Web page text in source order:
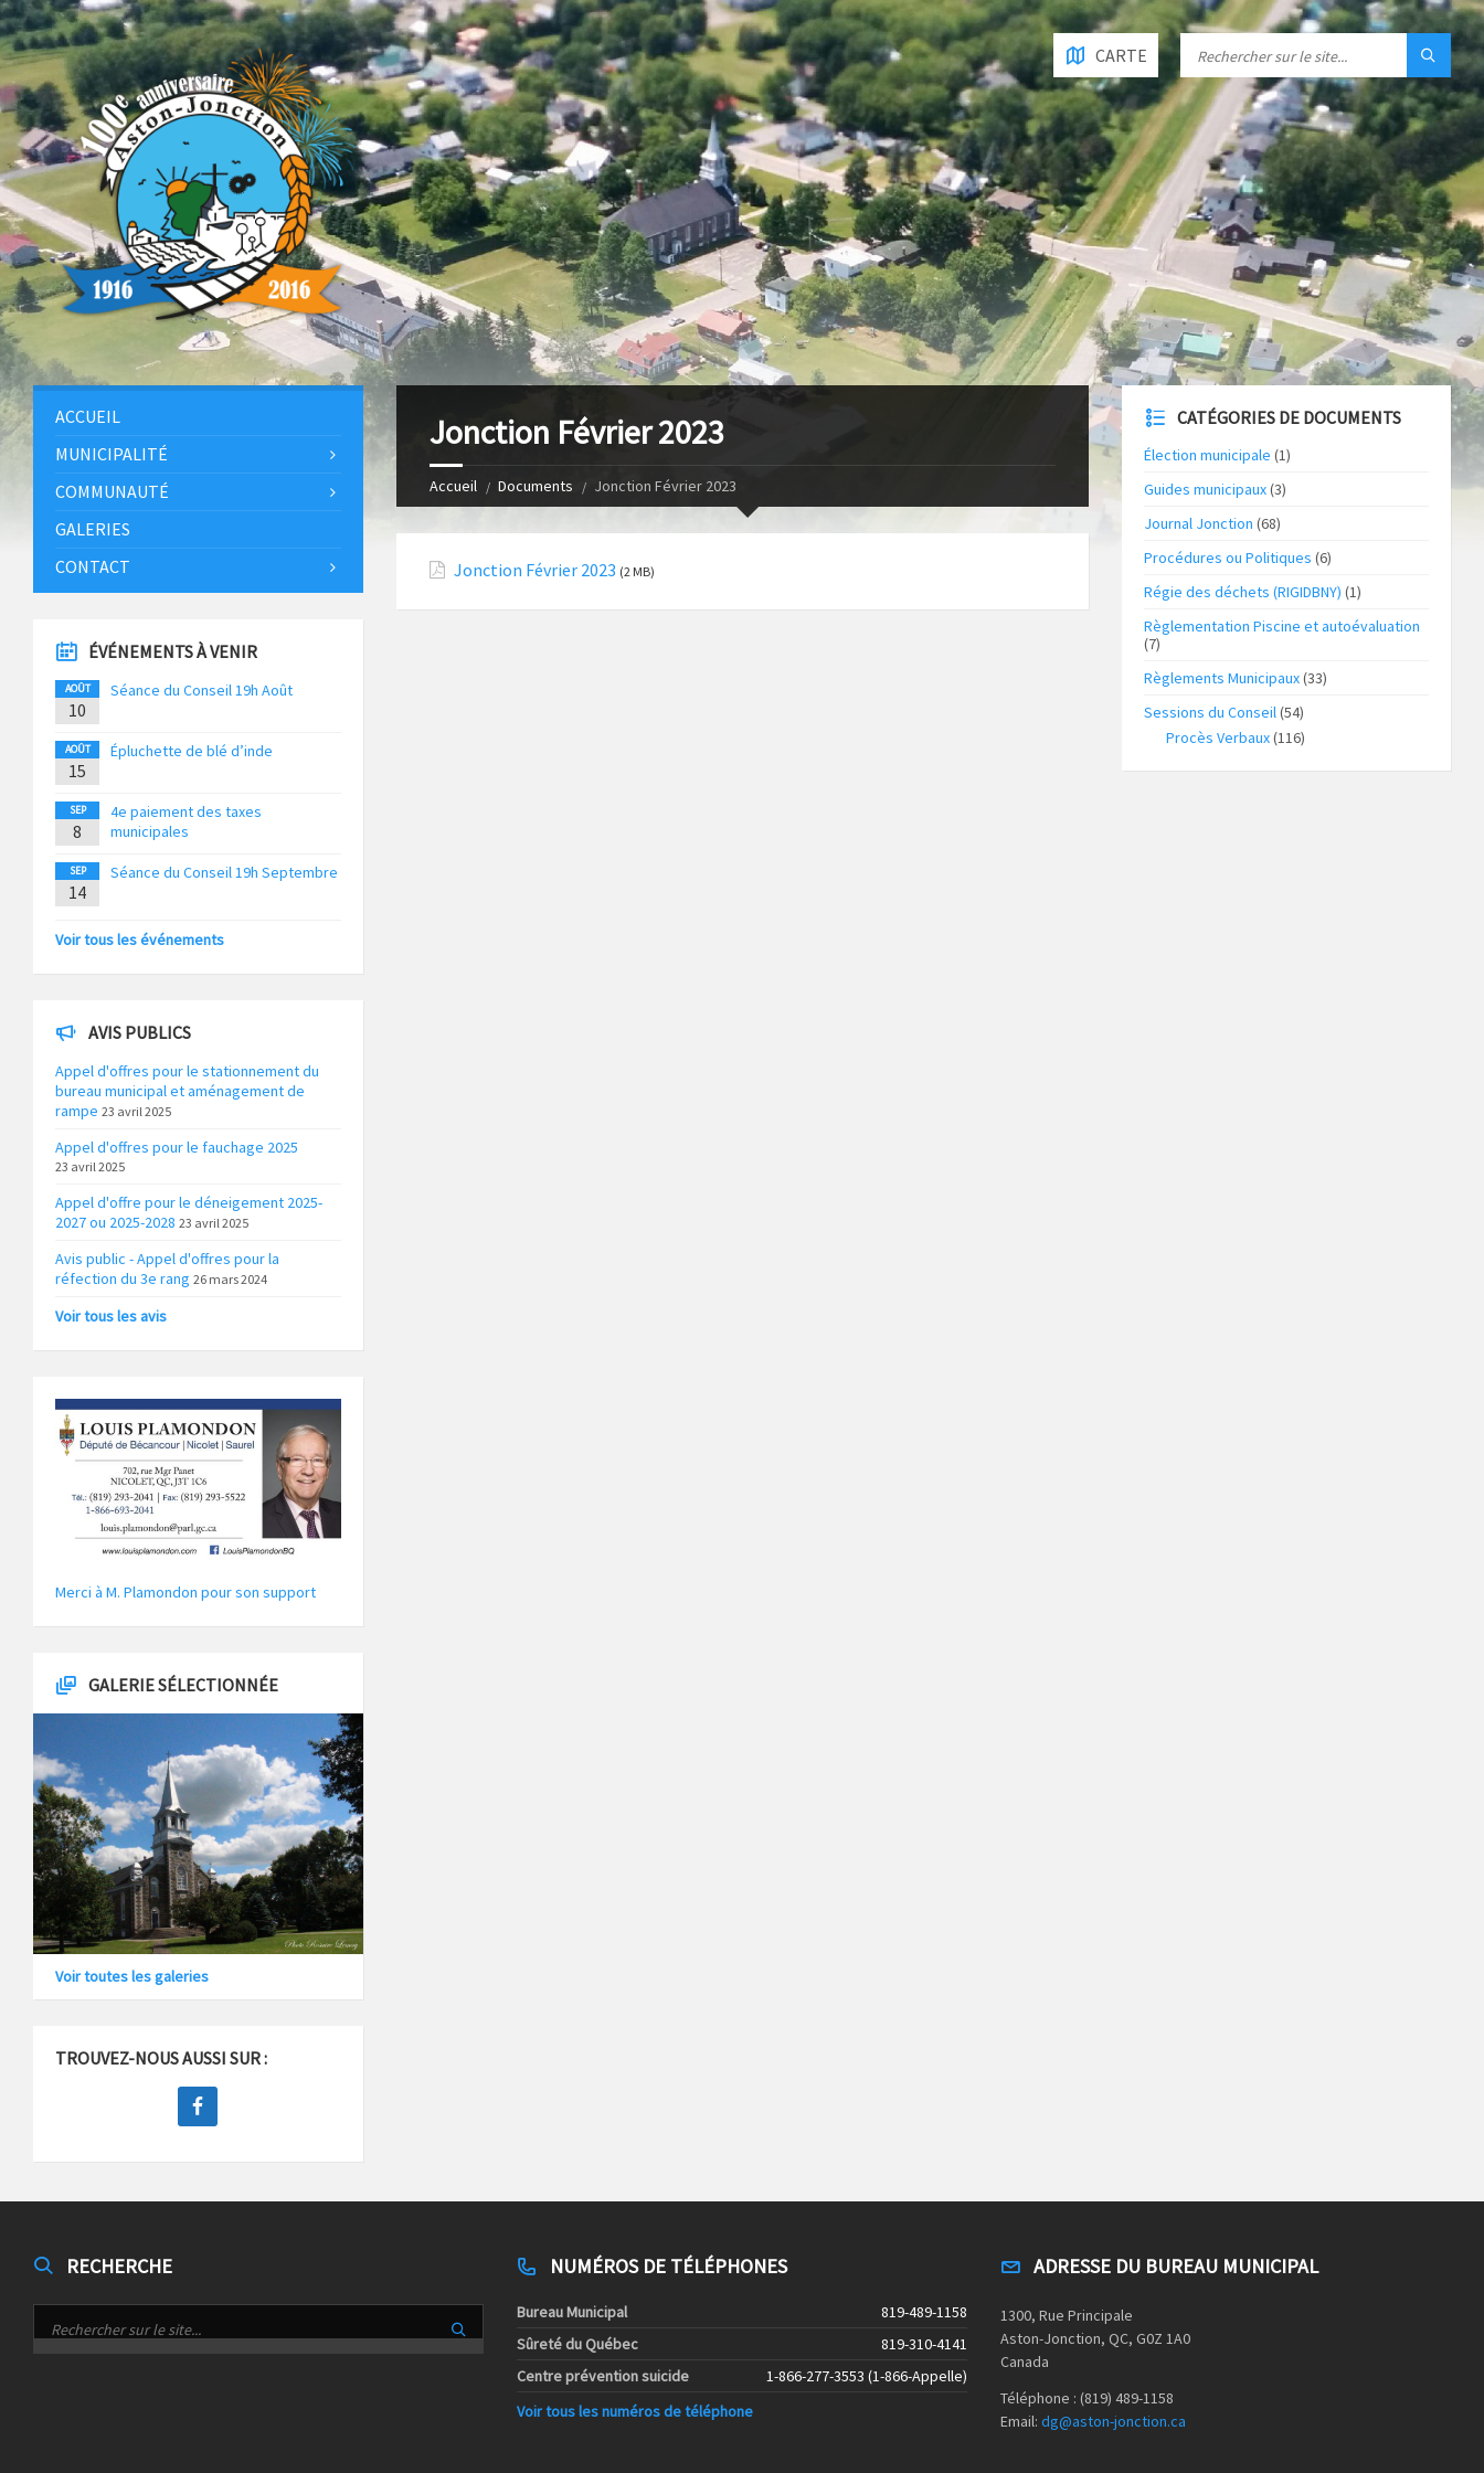
CARTE
Jonction Février 2023
Accueil Documents Jonction Février 2023
Jonction Février 2023 (2 MB)
ACCUEIL
MUNICIPALITÉ
COMMUNAUTÉ
GALERIES
CONTACT
ÉVÉNEMENTS À VENIR
AOÛT
10
Séance du Conseil 19h Août
AOÛT
15
Épluchette de blé d’inde
SEP
8
4e paiement des taxes
municipales
SEP
14
Séance du Conseil 19h Septembre
Voir tous les événements
AVIS PUBLICS
Appel d'offres pour le stationnement du
bureau municipal et aménagement de
rampe 23 avril 2025
Appel d'offres pour le fauchage 2025
23 avril 2025
Appel d'offre pour le déneigement 2025-
2027 ou 2025-2028 23 avril 2025
Avis public - Appel d'offres pour la
réfection du 3e rang 26 mars 2024
Voir tous les avis
Merci à M. Plamondon pour son support
GALERIE SÉLECTIONNÉE
Voir toutes les galeries
TROUVEZ-NOUS AUSSI SUR :
CATÉGORIES DE DOCUMENTS
Élection municipale (1)
Guides municipaux(3)
Journal Jonction (68)
Procédures ou Politiques (6)
Régie des déchets (RIGIDBNY) (1)
Règlementation Piscine et autoévaluation
(7)
Règlements Municipaux(33)
Sessions du Conseil(54)
Procès Verbaux(116)
RECHERCHE NUMÉROS DE TÉLÉPHONES
Bureau Municipal
819-489-1158
Sûreté du Québec
819-310-4141
Centre prévention suicide
1-866-277-3553 (1-866-Appelle)
Voir tous les numéros de téléphone
ADRESSE DU BUREAU MUNICIPAL
1300, Rue Principale
Aston-Jonction, QC, G0Z 1A0
Canada
Téléphone : (819) 489-1158
Email: dg@aston-jonction.ca